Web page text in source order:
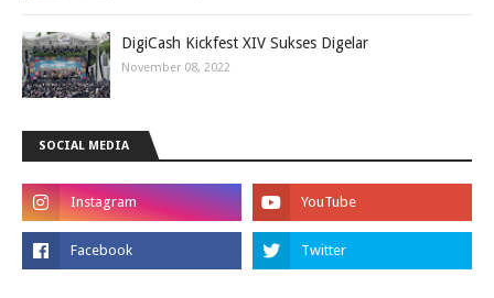
DigiCash Kickfest XIV Sukses Digelar
November 08, 2022
SOCIAL MEDIA